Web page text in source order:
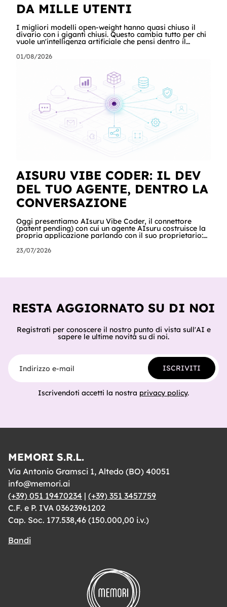
DA MILLE UTENTI
I migliori modelli open-weight hanno quasi chiuso il
divario con i giganti chiusi. Questo cambia tutto per chi
vuole un'intelligenza artificiale che pensi dentro il
chiunque abbia dati che non possono uscire. Ma la
quanto costa davvero, gradino per gradino, e cosa
serve perché un modello in casa sia sovranità e non un
far west privato. Questa guida racconta entrambe, con
esempi per ogni tagli
01/08/2026
AISURU VIBE CODER: IL DEV
DEL TUO AGENTE, DENTRO LA
CONVERSAZIONE
Oggi presentiamo AIsuru Vibe Coder, il connettore
(patent pending) con cui un agente AIsuru costruisce la
propria applicazione parlando con il suo proprietario:
accesso, nella stessa conversazione in cui vengono
chiesti. In questo articolo raccontiamo tutto: cosa fa,
del catalogo, cosa ci hanno già costruito tester e clienti,
23/07/2026
RESTA AGGIORNATO SU DI NOI
Registrati per conoscere il nostro punto di vista sull'AI e
sapere le ultime novità su di noi.
Indirizzo e-mail
ISCRIVITI
Iscrivendoti accetti la nostra privacy policy.
MEMORI S.R.L.
Via Antonio Gramsci 1, Altedo (BO) 40051
info@memori.ai
(+39) 051 19470234 | (+39) 351 3457759
C.F. e P. IVA 03623961202
Cap. Soc. 177.538,46 (150.000,00 i.v.)
Bandi